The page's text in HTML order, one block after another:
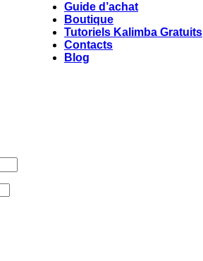
Guide d’achat
Boutique
Tutoriels Kalimba Gratuits
Contacts
Blog